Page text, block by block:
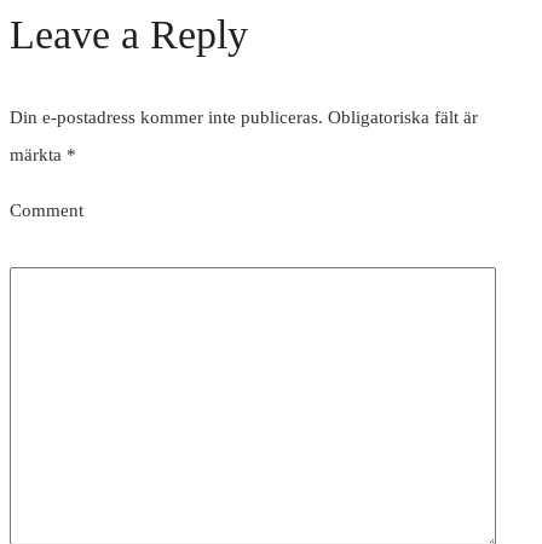
Leave a Reply
Din e-postadress kommer inte publiceras. Obligatoriska fält är
märkta *
Comment